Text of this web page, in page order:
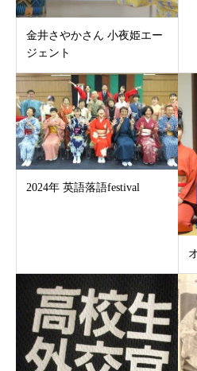
金井さやかさん 小夜姫エー
ジェント
2024年 英語落語festival